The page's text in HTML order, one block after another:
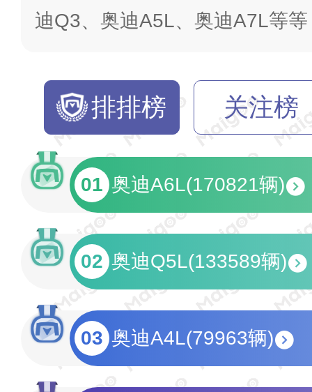
迪Q3、奥迪A5L、奥迪A7L等
排排榜 关注榜
01 奥迪A6L(170821辆)
02 奥迪Q5L(133589辆)
03 奥迪A4L(79963辆)